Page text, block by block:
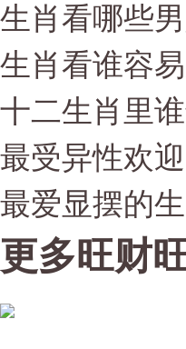
生肖看哪些
生肖看谁容
十二生肖里
最受异性欢
最爱显摆的
更多旺财